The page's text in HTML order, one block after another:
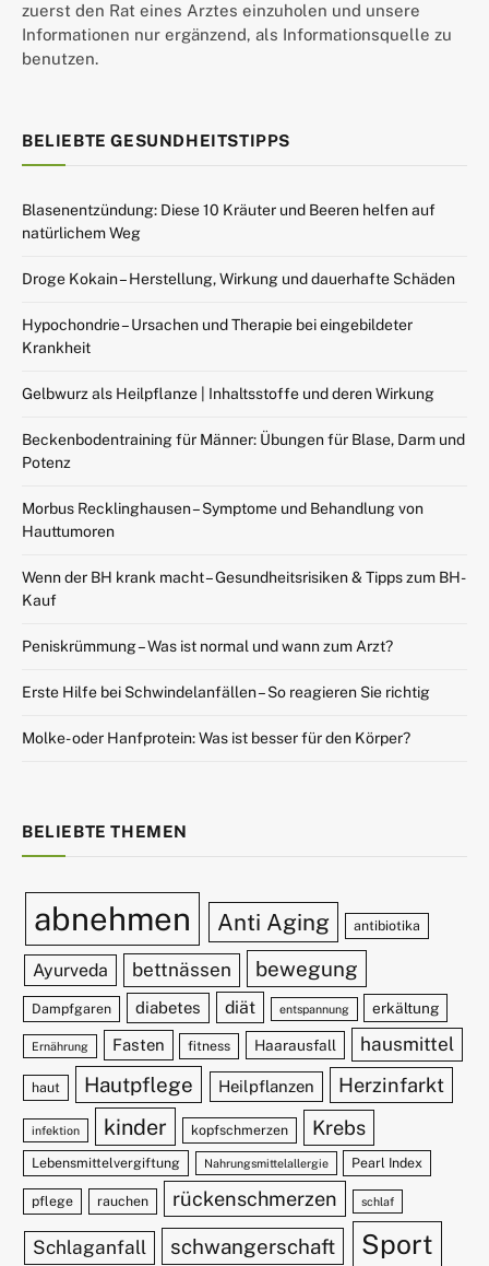
zuerst den Rat eines Arztes einzuholen und unsere
Informationen nur ergänzend, als Informationsquelle zu
benutzen.
BELIEBTE GESUNDHEITSTIPPS
Blasenentzündung: Diese 10 Kräuter und Beeren helfen auf
natürlichem Weg
Droge Kokain – Herstellung, Wirkung und dauerhafte Schäden
Hypochondrie – Ursachen und Therapie bei eingebildeter
Krankheit
Gelbwurz als Heilpflanze | Inhaltsstoffe und deren Wirkung
Beckenbodentraining für Männer: Übungen für Blase, Darm und
Potenz
Morbus Recklinghausen – Symptome und Behandlung von
Hauttumoren
Wenn der BH krank macht – Gesundheitsrisiken & Tipps zum BH-
Kauf
Peniskrümmung – Was ist normal und wann zum Arzt?
Erste Hilfe bei Schwindelanfällen – So reagieren Sie richtig
Molke- oder Hanfprotein: Was ist besser für den Körper?
BELIEBTE THEMEN
abnehmen Anti Aging antibiotika
Ayurveda bettnässen bewegung
Dampfgaren diabetes diät entspannung erkältung
Ernährung Fasten fitness Haarausfall hausmittel
haut Hautpflege Heilpflanzen Herzinfarkt
infektion kinder kopfschmerzen Krebs
Lebensmittelvergiftung Nahrungsmittelallergie Pearl Index
pflege rauchen rückenschmerzen schlaf
Schlaganfall schwangerschaft Sport